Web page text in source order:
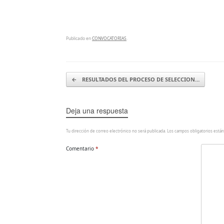
Publicado enCONVOCATORIAS
Navegador de artículos
← RESULTADOS DEL PROCESO DE SELECCION…
Deja una respuesta
Tu dirección de correo electrónico no será publicada. Los campos obligatorios
Comentario *